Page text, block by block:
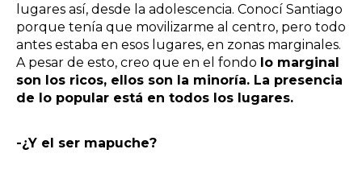
lugares así, desde la adolescencia. Conocí Santiago
porque tenía que movilizarme al centro, pero todo
antes estaba en esos lugares, en zonas marginales.
A pesar de esto, creo que en el fondo lo marginal
son los ricos, ellos son la minoría. La presencia
de lo popular está en todos los lugares.
-¿Y el ser mapuche?